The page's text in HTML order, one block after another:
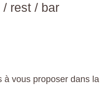
rest / bar
à vous proposer dans la